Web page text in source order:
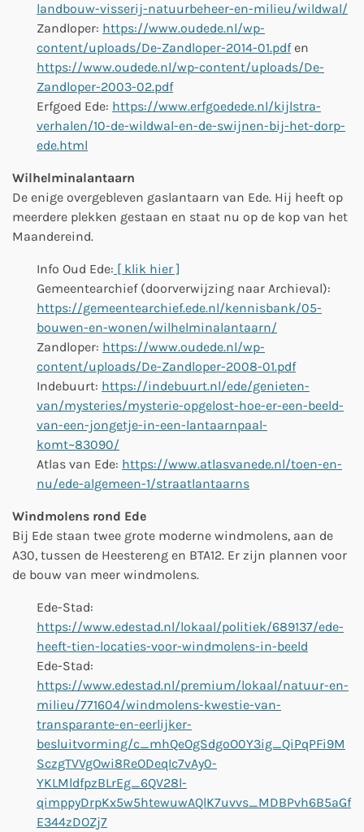
landbouw-visserij-natuurbeheer-en-milieu/wildwal/
Zandloper: https://www.oudede.nl/wp-
content/uploads/De-Zandloper-2014-01.pdfen
https://www.oudede.nl/wp-content/uploads/De-
Zandloper-2003-02.pdf
Erfgoed Ede: https://www.erfgoedede.nl/kijlstra-
verhalen/10-de-wildwal-en-de-swijnen-bij-het-dorp-
ede.html
Wilhelminalantaarn
De enige overgebleven gaslantaarn van Ede. Hij heeft op
meerdere plekken gestaan en staat nu op de kop van het
Maandereind.
Info Oud Ede: [ klik hier ]
Gemeentearchief (doorverwijzing naar Archieval):
https://gemeentearchief.ede.nl/kennisbank/05-
bouwen-en-wonen/wilhelminalantaarn/
Zandloper: https://www.oudede.nl/wp-
content/uploads/De-Zandloper-2008-01.pdf
Indebuurt: https://indebuurt.nl/ede/genieten-
van/mysteries/mysterie-opgelost-hoe-er-een-beeld-
van-een-jongetje-in-een-lantaarnpaal-
komt~83090/
Atlas van Ede: https://www.atlasvanede.nl/toen-en-
nu/ede-algemeen-1/straatlantaarns
Windmolens rond Ede
Bij Ede staan twee grote moderne windmolens, aan de
A30, tussen de Heestereng en BTA12. Er zijn plannen voor
de bouw van meer windmolens.
Ede-Stad:
https://www.edestad.nl/lokaal/politiek/689137/ede-
heeft-tien-locaties-voor-windmolens-in-beeld
Ede-Stad:
https://www.edestad.nl/premium/lokaal/natuur-en-
milieu/771604/windmolens-kwestie-van-
transparante-en-eerlijker-
besluitvorming/c_mhQeOgSdgoO0Y3ig_QiPqPFi9M
SczgTVVgOwi8ReODeqIc7vAy0-
YKLMldfpzBLrEg_6QV28l-
qimppyDrpKx5w5htewuwAQlK7uvvs_MDBPvh6B5aGf
E344zDOZj7